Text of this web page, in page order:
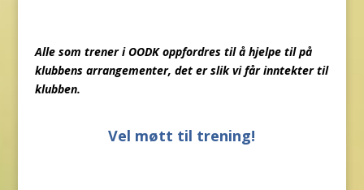
Alle som trener i OODK oppfordres til å hjelpe til på
klubbens arrangementer, det er slik vi får inntekter til
klubben.
Vel møtt til trening!